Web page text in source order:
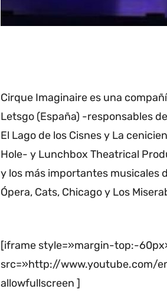
Cirque Imaginaire es una
Letsgo (España) -responsables
El Lago de los Cisnes y La
Hole- y Lunchbox Theatrical
y los más importantes musicales
Ópera, Cats, Chicago y Los
[iframe style=»margin-top:-
src=»http://www.youtube.com/
allowfullscreen ]